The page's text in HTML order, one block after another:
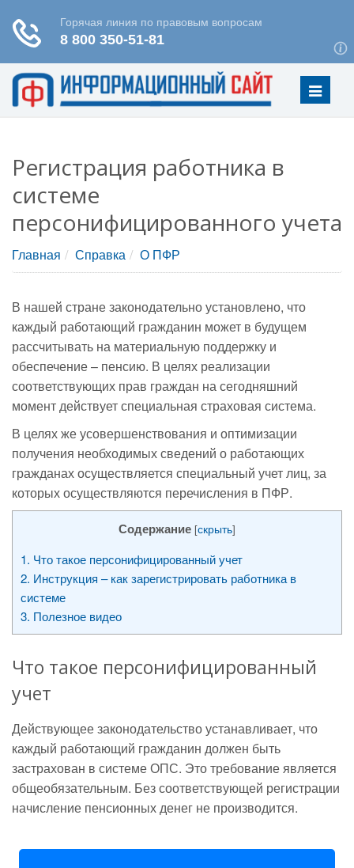
Меню
Регистрация работника в
системе
персонифицированного учета
Главная Справка О ПФР
В нашей стране законодательно установлено, что
каждый работающий гражданин может в будущем
рассчитывать на материальную поддержку и
обеспечение – пенсию. В целях реализации
соответствующих прав граждан на сегодняшний
момент действует специальная страховая система.
В целях же усовершенствования и оптимизации
получения необходимых сведений о работающих
гражданах осуществляется специальный учет лиц, за
которых осуществляются перечисления в ПФР.
Содержание [скрыть]
1. Что такое персонифицированный учет
2. Инструкция – как зарегистрировать работника в
системе
3. Полезное видео
Что такое персонифицированный
учет
Действующее законодательство устанавливает, что
каждый работающий гражданин должен быть
застрахован в системе ОПС. Это требование является
общеобязательным. Без соответствующей регистрации
начисление пенсионных денег не производится.